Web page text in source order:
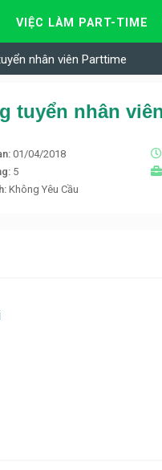
VIỆC LÀM PART-TIME
nhân viên Parttime
tuyển nhân
01/04/2018
5
Không Yêu Cầu